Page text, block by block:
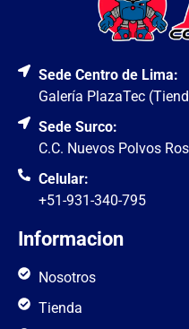
Sede Centro de Lima:
Galería PlazaTec
Sede Surco:
C.C. Nuevos Polvos
Celular:
+51-931-340-795
Informacion
Nosotros
Tienda